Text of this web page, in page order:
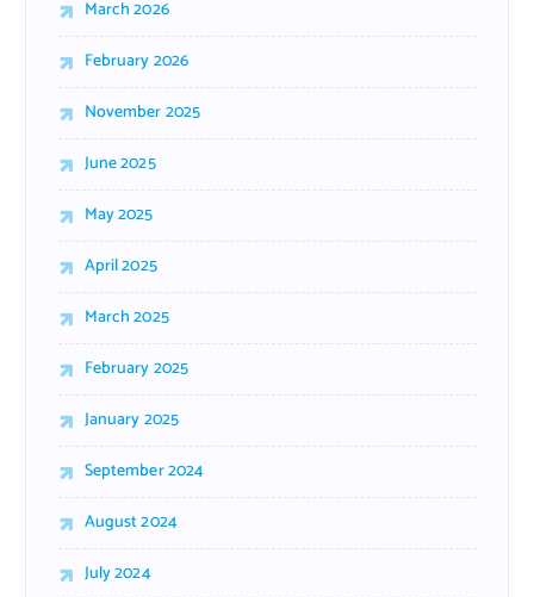
:
March 2026
February 2026
November 2025
June 2025
May 2025
April 2025
March 2025
February 2025
January 2025
September 2024
August 2024
July 2024